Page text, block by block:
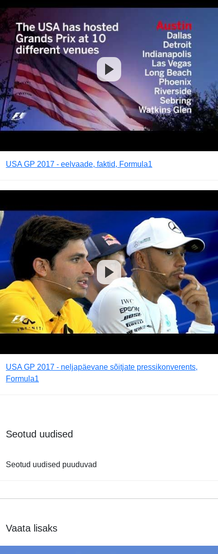
USA GP 2017 - eelvaade, faktid, Formula1
USA GP 2017 - neljapäevane sõitjate pressikonverents,
Formula1
Seotud uudised
Seotud uudised puuduvad
Vaata lisaks